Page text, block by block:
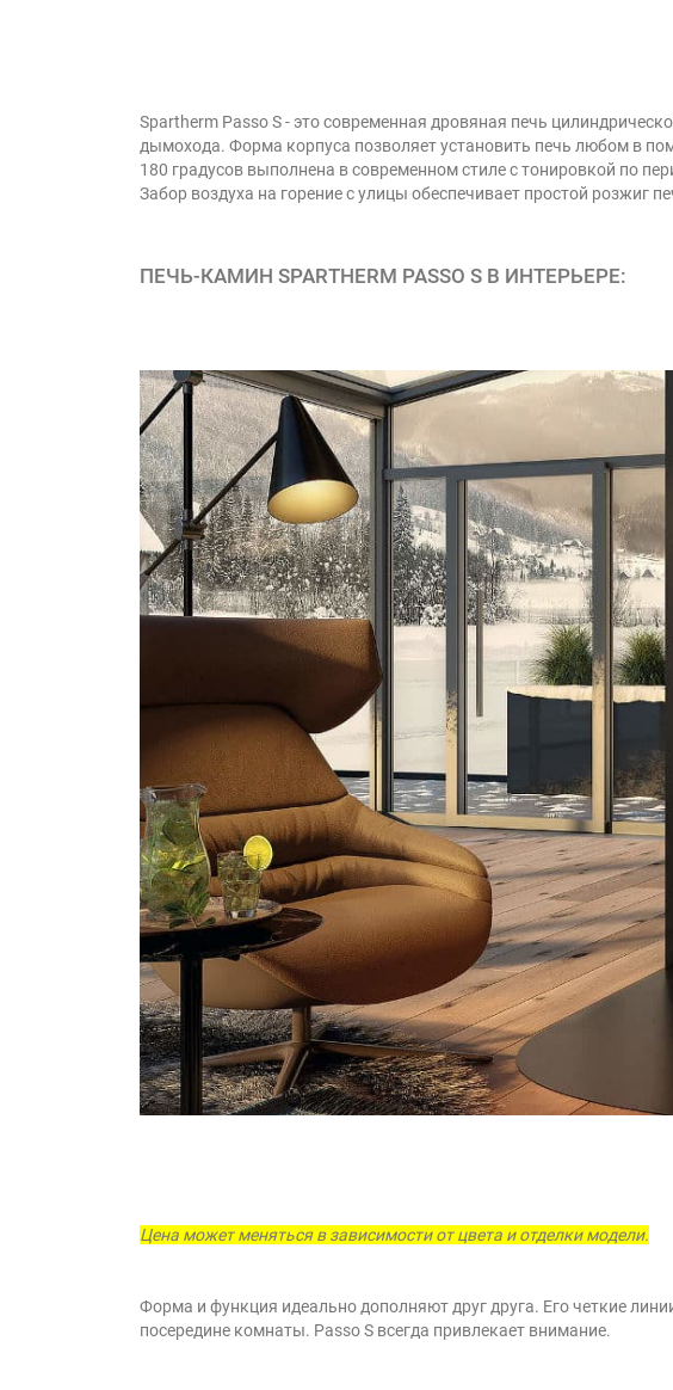
Spartherm Passo S - это современная дровяная печь
дымохода. Форма корпуса позволяет установить печь любом в
180 градусов выполнена в современном стиле с тонировкой по
Забор воздуха на горение с улицы обеспечивает простой розжиг
ПЕЧЬ-КАМИН SPARTHERM PASSO S В ИНТЕРЬЕРЕ:
Цена может меняться в зависимости от цвета и отделки модели.
Форма и функция идеально дополняют друг друга. Его четкие
посередине комнаты. Passo S всегда привлекает внимание.